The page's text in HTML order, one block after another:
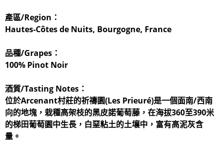
產區/Region：
Hautes-Côtes de Nuits, Bourgogne, France
品種/Grapes：
100% Pinot Noir
酒質/Tasting Notes：
位於Arcenant村莊的祈禱園(Les Prieuré)是一個面南/西南
向的地塊，栽種高架枝的黑皮諾葡萄藤，在海拔360至390米
的梯田葡萄園中生長，白堊粘土的土壤中，富有高泥灰含
量。